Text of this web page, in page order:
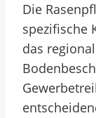
Die
spezifische
das